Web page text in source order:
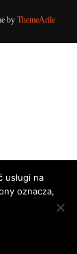
by ThemeArile
usługi na
oznacza,